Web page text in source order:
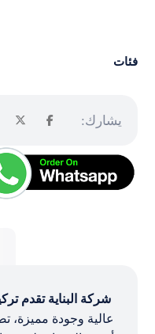
فئات
شركة البناية تقدم
عالية وجودة مميزة،